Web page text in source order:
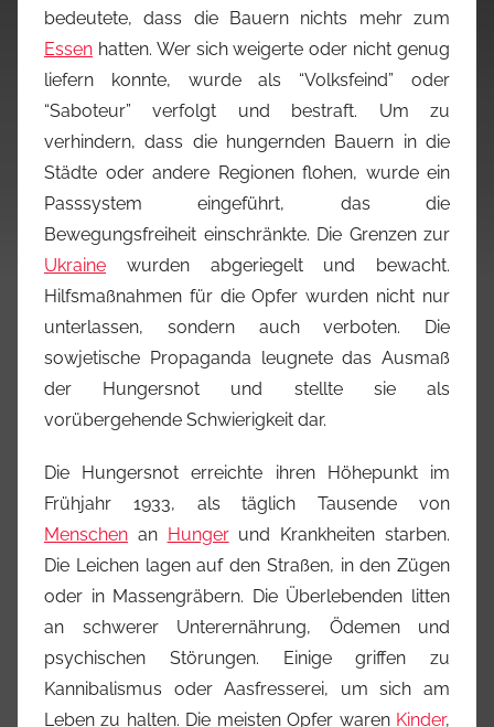
bedeutete, dass die Bauern nichts mehr zum
Essen hatten. Wer sich weigerte oder nicht genug
liefern konnte, wurde als “Volksfeind” oder
“Saboteur” verfolgt und bestraft. Um zu
verhindern, dass die hungernden Bauern in die
Städte oder andere Regionen flohen, wurde ein
Passsystem eingeführt, das die
Bewegungsfreiheit einschränkte. Die Grenzen zur
Ukraine wurden abgeriegelt und bewacht.
Hilfsmaßnahmen für die Opfer wurden nicht nur
unterlassen, sondern auch verboten. Die
sowjetische Propaganda leugnete das Ausmaß
der Hungersnot und stellte sie als
vorübergehende Schwierigkeit dar.
Die Hungersnot erreichte ihren Höhepunkt im
Frühjahr 1933, als täglich Tausende von
Menschen an Hungerund Krankheiten starben.
Die Leichen lagen auf den Straßen, in den Zügen
oder in Massengräbern. Die Überlebenden litten
an schwerer Unterernährung, Ödemen und
psychischen Störungen. Einige griffen zu
Kannibalismus oder Aasfresserei, um sich am
Leben zu halten. Die meisten Opfer waren Kinder,